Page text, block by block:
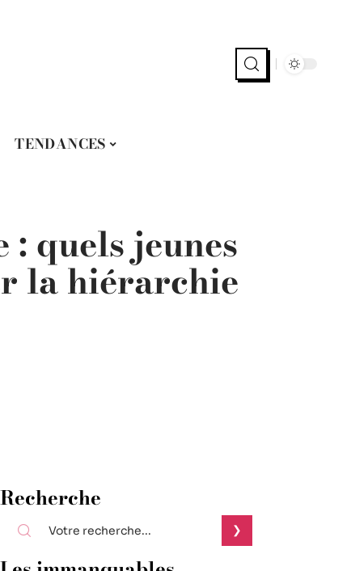
TENDANCES
quels jeunes
la hiérarchie
Recherche